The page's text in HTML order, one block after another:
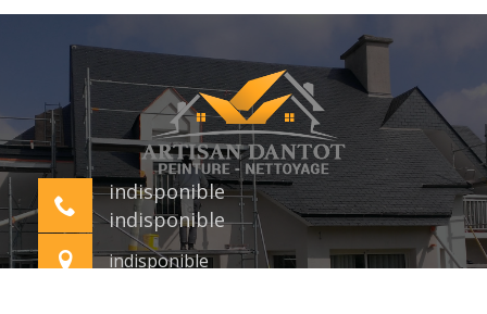
indisponible
indisponible
indisponible